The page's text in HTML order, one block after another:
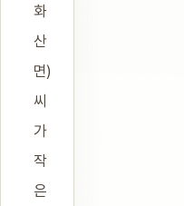
화
산
면)
씨
가
작
은